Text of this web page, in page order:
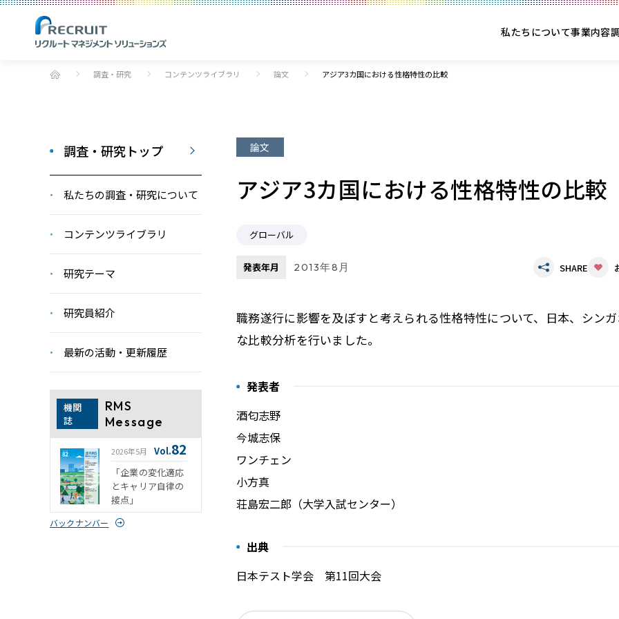
私たちについて事業内容
調査・研究 コンテンツライブラリ 論文 アジア3カ国における性格特性の比較
調査・研究トップ
私たちの調査・研究について
コンテンツライブラリ
研究テーマ
研究員紹介
最新の活動・更新履歴
機関
誌
RMS
Message
「企業の変化適応
とキャリア自律の
接点」
2026年5月 Vol.82
バックナンバー
論文
アジア3カ国における性格特性の比較
グローバル
発表年月 2013年8月 SHARE
職務遂行に影響を及ぼすと考えられる性格特性について、日本、シン
な比較分析を行いました。
発表者
酒匂志野
今城志保
ワンチェン
小方真
荘島宏二郎（大学入試センター）
出典
日本テスト学会 第11回大会